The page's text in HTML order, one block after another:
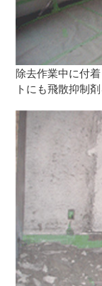
除去作業中に付
トにも飛散抑制